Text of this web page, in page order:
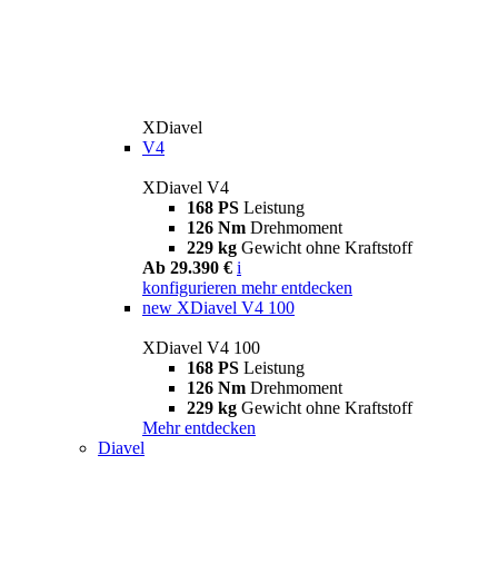
XDiavel
V4
XDiavel V4
168 PS Leistung
126 Nm Drehmoment
229 kg Gewicht ohne Kraftstoff
Ab 29.390 € i
konfigurieren mehr entdecken
new XDiavel V4 100
XDiavel V4 100
168 PS Leistung
126 Nm Drehmoment
229 kg Gewicht ohne Kraftstoff
Mehr entdecken
Diavel